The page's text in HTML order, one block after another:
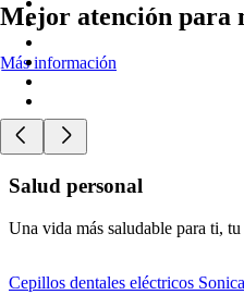
Mejor atención para
Más información
Salud personal
Una vida más saludable para ti,
Cepillos dentales eléctricos